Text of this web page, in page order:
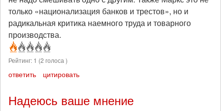
только «национализация банков и трестов», но и
радикальная критика наемного труда и товарного
производства.
Рейтинг: 1 (2 голоса )
ответить цитировать
Надеюсь ваше мнение